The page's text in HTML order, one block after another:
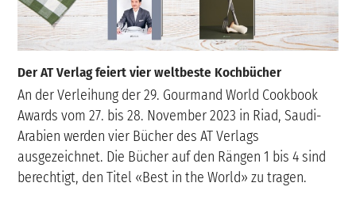
Der AT Verlag feiert vier weltbeste Kochbücher
An der Verleihung der 29. Gourmand World Cookbook
Awards vom 27. bis 28. November 2023 in Riad, Saudi-
Arabien werden vier Bücher des AT Verlags
ausgezeichnet. Die Bücher auf den Rängen 1 bis 4 sind
berechtigt, den Titel «Best in the World» zu tragen.